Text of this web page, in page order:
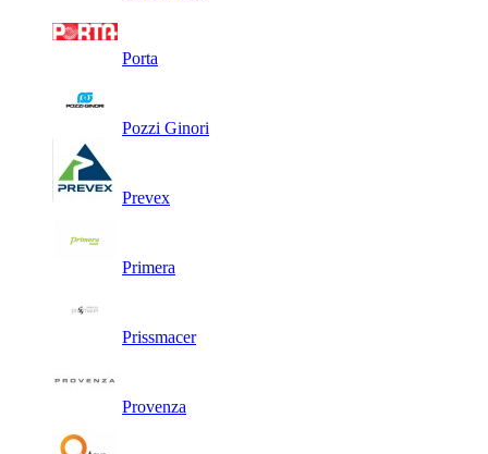
Porta
Pozzi Ginori
Prevex
Primera
Prissmacer
Provenza